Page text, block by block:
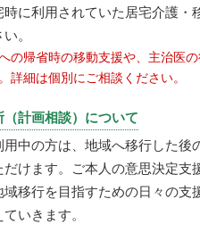
時に利用されていた居宅介護
。
の帰省時の移動支援や、主治医
詳細は個別にご相談ください。
計画相談）について
中の方は、地域へ移行した
だけます。ご本人の意思決定
移行を目指すための日々の
いきます。